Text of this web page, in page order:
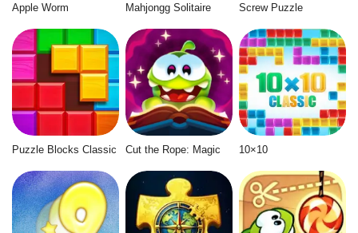
Apple Worm Mahjongg Solitaire Screw Puzzle
Puzzle Blocks Classic Cut the Rope: Magic 10×10